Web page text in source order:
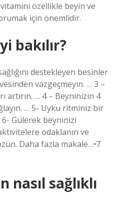
özellikle beyin ve
için önemlidir.
bakılır?
destekleyen besinler
vazgeçmeyin. … 3 –
artırın. … 4 – Beyninizin 4
… 5- Uyku ritminiz bir
Gülerek beyninizi
odaklanın ve
Daha fazla makale…•7
nasıl sağlıklı